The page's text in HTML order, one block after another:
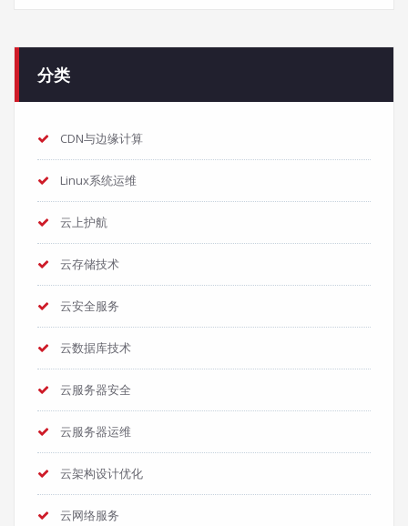
分类
CDN与边缘计算
Linux系统运维
云上护航
云存储技术
云安全服务
云数据库技术
云服务器安全
云服务器运维
云架构设计优化
云网络服务